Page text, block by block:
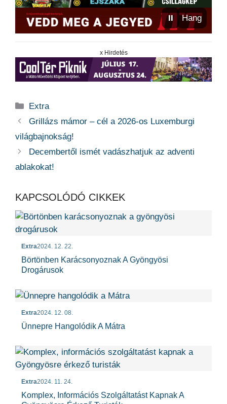
⏸ Hang
x Hirdetés
Kategória
Extra
Grillázs mámor – cél a 2026-os Luxemburgi
világbajnokság!
Decembertől ismét vadászhatjuk az adventi
ablakokat!
KAPCSOLÓDÓ CIKKEK
Extra2024. 12. 22.
Börtönben Karácsonyoznak A Gyöngyösi
Drogárusok
Extra2024. 12. 08.
Ünnepre Hangolódik A Mátra
Extra2024. 11. 24.
Komplex, Információs Szolgáltatást Kapnak A